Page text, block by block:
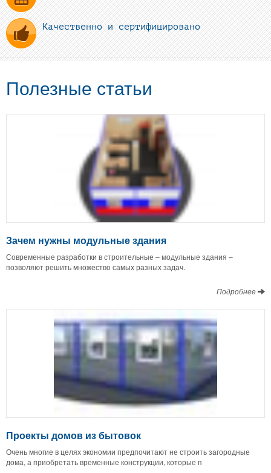
Качественно и сертифицировано
Полезные статьи
Зачем нужны модульные здания
Современные разработки в строительные – модульные здания –
позволяют решить множество самых разных задач.
Подробнее
Проекты домов из бытовок
Очень многие в целях экономии предпочитают не строить загородные
дома, а приобретать временные конструкции, которые п